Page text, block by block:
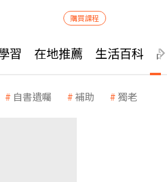
購買課程
習 在地推薦 生活百科
自書遺囑 補助 獨老